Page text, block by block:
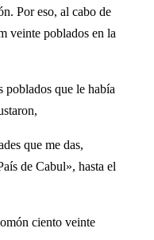
Por eso, al cabo de
veinte poblados en la
poblados que le había
que me das,
de Cabul», hasta el
ciento veinte